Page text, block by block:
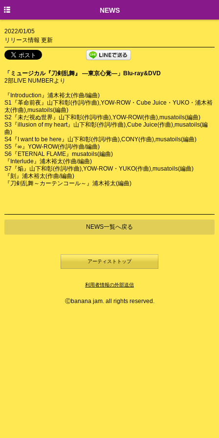
NEWS
2022/01/05
リリース情報 更新
「ミュージカル『刀剣乱舞』 ―東京心覚―」Blu-ray&DVD
2部LIVE NUMBERより
『Introduction』浦木裕太(作曲/編曲)
S1『革命前夜』山下和彰(作詞/作曲),YOW-ROW・Cube Juice・YUKO・浦木裕
太(作曲),musatoils(編曲)
S2『未だ視ぬ世界』山下和彰(作詞/作曲),YOW-ROW(作曲),musatoils(編曲)
S3『illusion of my heart』山下和彰(作詞/作曲),Cube Juice(作曲),musatoils(編
曲)
S4『I want to be here』山下和彰(作詞/作曲),CONY(作曲),musatoils(編曲)
S5『∞』YOW-ROW(作詞/作曲/編曲)
S6『ETERNAL FLAME』musatoils(編曲)
『Interlude』浦木裕太(作曲/編曲)
S7『焔』山下和彰(作詞/作曲),YOW-ROW・YUKO(作曲),musatoils(編曲)
『刻』浦木裕太(作曲/編曲)
『刀剣乱舞～カーテンコール～』浦木裕太(編曲)
NEWS一覧へ戻る
アーティストトップ
利用者情報の外部送信
Ⓒbanana jam. all rights reserved.
NEWS
CREATORS